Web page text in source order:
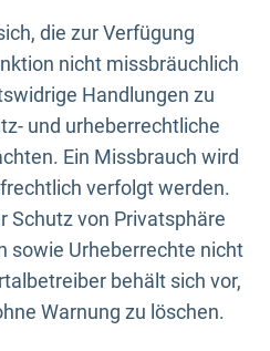
die zur Verfügung
nicht missbräuchlich
Handlungen zu
und urheberrechtliche
Ein Missbrauch wird
verfolgt werden.
Schutz von Privatsphäre
sowie Urheberrechte nicht
behält sich vor,
Warnung zu löschen.